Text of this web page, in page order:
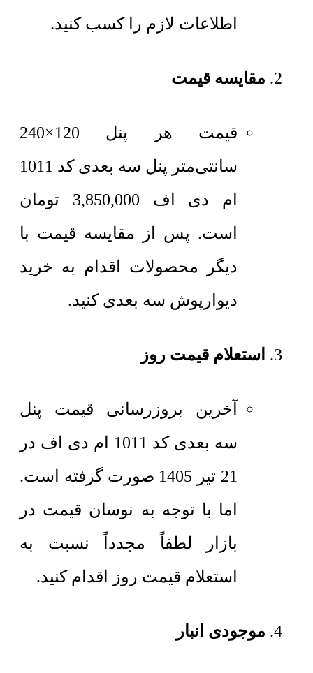
اطلاعات لازم را کسب کنید.
مقایسه قیمت
قیمت هر پنل 120×240
سانتی‌متر
پنل سه بعدی کد 1011
ام دی اف 3,850,000
تومان
است. پس از مقایسه قیمت با
دیگر محصولات اقدام به خرید
دیوارپوش سه بعدی کنید.
استعلام قیمت روز
آخرین بروزرسانی قیمت پنل
سه بعدی کد 1011 ام دی اف در
21 تیر 1405 صورت گرفته است.
اما با توجه به نوسان قیمت در
بازار لطفاً مجدداً نسبت به
استعلام قیمت روز اقدام کنید.
موجودی انبار